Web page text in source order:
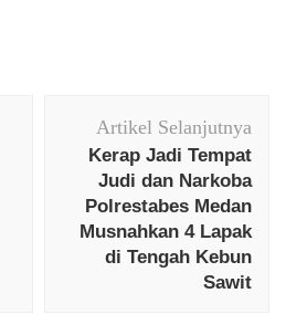
Artikel Selanjutnya
Kerap Jadi Tempat
Judi dan Narkoba
Polrestabes Medan
Musnahkan 4 Lapak
di Tengah Kebun
Sawit